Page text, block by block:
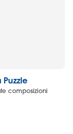
composizioni